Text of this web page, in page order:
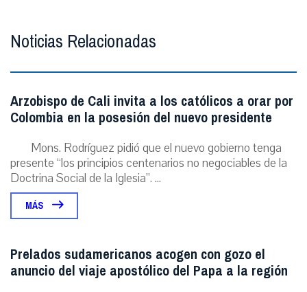
Noticias Relacionadas
Arzobispo de Cali invita a los católicos a orar por
Colombia en la posesión del nuevo presidente
Mons. Rodríguez pidió que el nuevo gobierno tenga
presente “los principios centenarios no negociables de la
Doctrina Social de la Iglesia”. ...
MÁS
Prelados sudamericanos acogen con gozo el
anuncio del viaje apostólico del Papa a la región